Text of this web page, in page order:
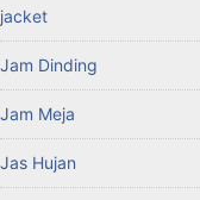
jacket
Jam Dinding
Jam Meja
Jas Hujan